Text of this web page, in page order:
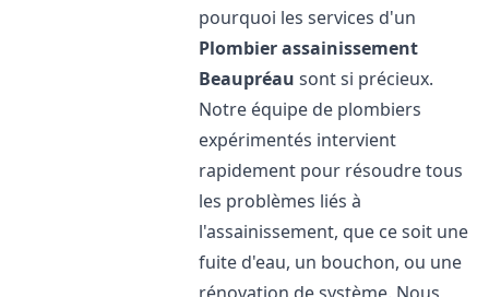
pourquoi les services d'un
Plombier assainissement
Beaupréau sont si précieux.
Notre équipe de plombiers
expérimentés intervient
rapidement pour résoudre tous
les problèmes liés à
l'assainissement, que ce soit une
fuite d'eau, un bouchon, ou une